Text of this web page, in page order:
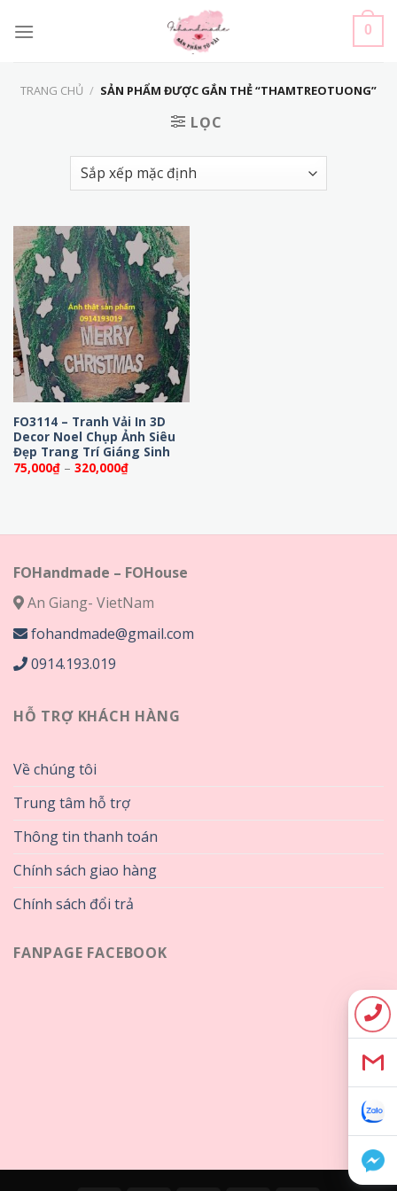
0
TRANG CHỦ / SẢN PHẨM ĐƯỢC GẮN THẺ “THAMTREOTUONG”
LỌC
FO3114 – Tranh Vải In 3D
Decor Noel Chụp Ảnh Siêu
Đẹp Trang Trí Giáng Sinh
75,000₫ – 320,000₫Khoảng
giá:
FOHandmade – FOHouse
An Giang- VietNam
fohandmade@gmail.com
0914.193.019
HỖ TRỢ KHÁCH HÀNG
Về chúng tôi
Trung tâm hỗ trợ
Thông tin thanh toán
Chính sách giao hàng
Chính sách đổi trả
FANPAGE FACEBOOK